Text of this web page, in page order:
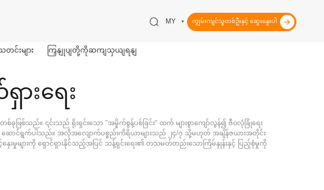
ကျွမ်းကျင်သူတစ်ဦးနှင့် ဆွေးနွေးပါ
MY
တင်းများ ကြှနျုပျတို့ကိုဆကျသှယျရနျ
ားရေး
ခုဖြစ်သည်။ ၎င်းသည် ရိုးရှင်းသော "အမှိုက်စွန့်ပစ်ခြင်း" ထက် များစွာကျော်လွန်၍ ဇီဝလုံခြုံရေး
ဆောင်ရွက်ပါသည်။ အလိုအလျောက်ပစ္စည်းကိရိယာများသည် ၂၄/၇ သို့မဟုတ် အချိန်ဇယားအတိုင်း
မှုများကို ရှောင်ရှားနိုင်သည့်အပြင် သန့်ရှင်းရေး၏ တသမတ်တည်းသောကြိမ်နှုန်းနှင့် ပြည့်စုံမှုကို